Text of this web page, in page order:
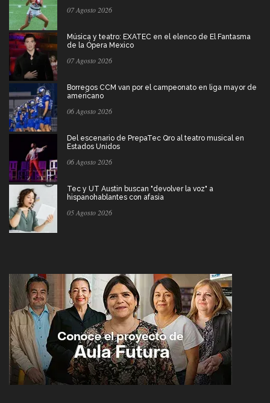
07 Agosto 2026
Música y teatro: EXATEC en el elenco de El Fantasma
de la Ópera Mexico
07 Agosto 2026
Borregos CCM van por el campeonato en liga mayor de
americano
06 Agosto 2026
Del escenario de PrepaTec Qro al teatro musical en
Estados Unidos
06 Agosto 2026
Tec y UT Austin buscan "devolver la voz" a
hispanohablantes con afasia
05 Agosto 2026